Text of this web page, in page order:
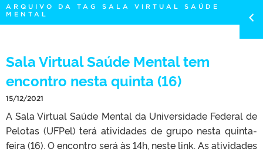
TELEFONES
ARQUIVO DA TAG SALA VIRTUAL SAÚDE
MENTAL
Sala Virtual Saúde Mental tem
encontro nesta quinta (16)
15/12/2021
A Sala Virtual Saúde Mental da Universidade Federal de
Pelotas (UFPel) terá atividades de grupo nesta quinta-
feira (16). O encontro será às 14h, neste link. As atividades